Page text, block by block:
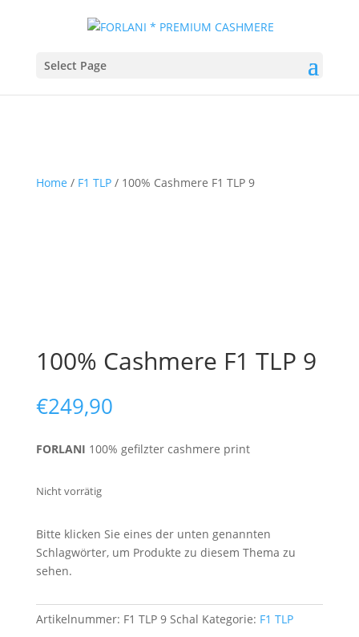
Select Page
Home / F1 TLP/ 100% Cashmere F1 TLP 9
100% Cashmere F1 TLP 9
€249,90
FORLANI 100% gefilzter cashmere print
Nicht vorrätig
Bitte klicken Sie eines der unten genannten
Schlagwörter, um Produkte zu diesem Thema zu
sehen.
Artikelnummer: F1 TLP 9 Schal Kategorie: F1 TLP